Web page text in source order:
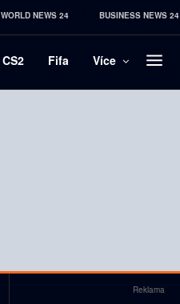
WORLD NEWS 24 BUSINESS NEWS 24
CS2 Fifa Více
Reklama